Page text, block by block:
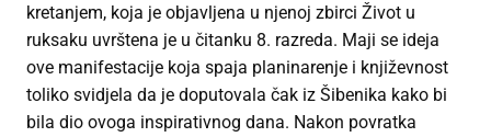
kretanjem, koja je objavljena u njenoj zbirci Život u
ruksaku uvrštena je u čitanku 8. razreda. Maji se ideja
ove manifestacije koja spaja planinarenje i književnost
toliko svidjela da je doputovala čak iz Šibenika kako bi
bila dio ovoga inspirativnog dana. Nakon povratka